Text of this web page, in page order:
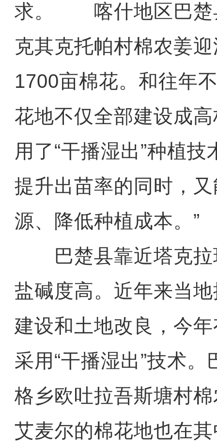
求。 喀什地区巴楚
克其克托帕村棉农姜
1700亩棉花。和往年
花地不仅全部建设成
用了“干播湿出”种植技
提升出苗率的同时，
源、降低种植成本。”
巴楚县靠近塔克拉
盐碱度高。近年来当
建设和土地改良，今
采用“干播湿出”技术
格乡欧吐拉吾斯塘村
艾麦尔的棉花地也在